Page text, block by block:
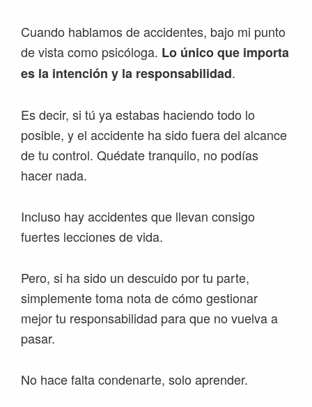
Cuando hablamos de accidentes, bajo mi punto
de vista como psicóloga. Lo único que importa
es la intención y la responsabilidad.
Es decir, si tú ya estabas haciendo todo lo
posible, y el accidente ha sido fuera del alcance
de tu control. Quédate tranquilo, no podías
hacer nada.
Incluso hay accidentes que llevan consigo
fuertes lecciones de vida.
Pero, si ha sido un descuido por tu parte,
simplemente toma nota de cómo gestionar
mejor tu responsabilidad para que no vuelva a
pasar.
No hace falta condenarte, solo aprender.